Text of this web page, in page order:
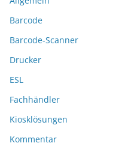
Barcode
Barcode-Scanner
Drucker
ESL
Fachhändler
Kiosklösungen
Kommentar